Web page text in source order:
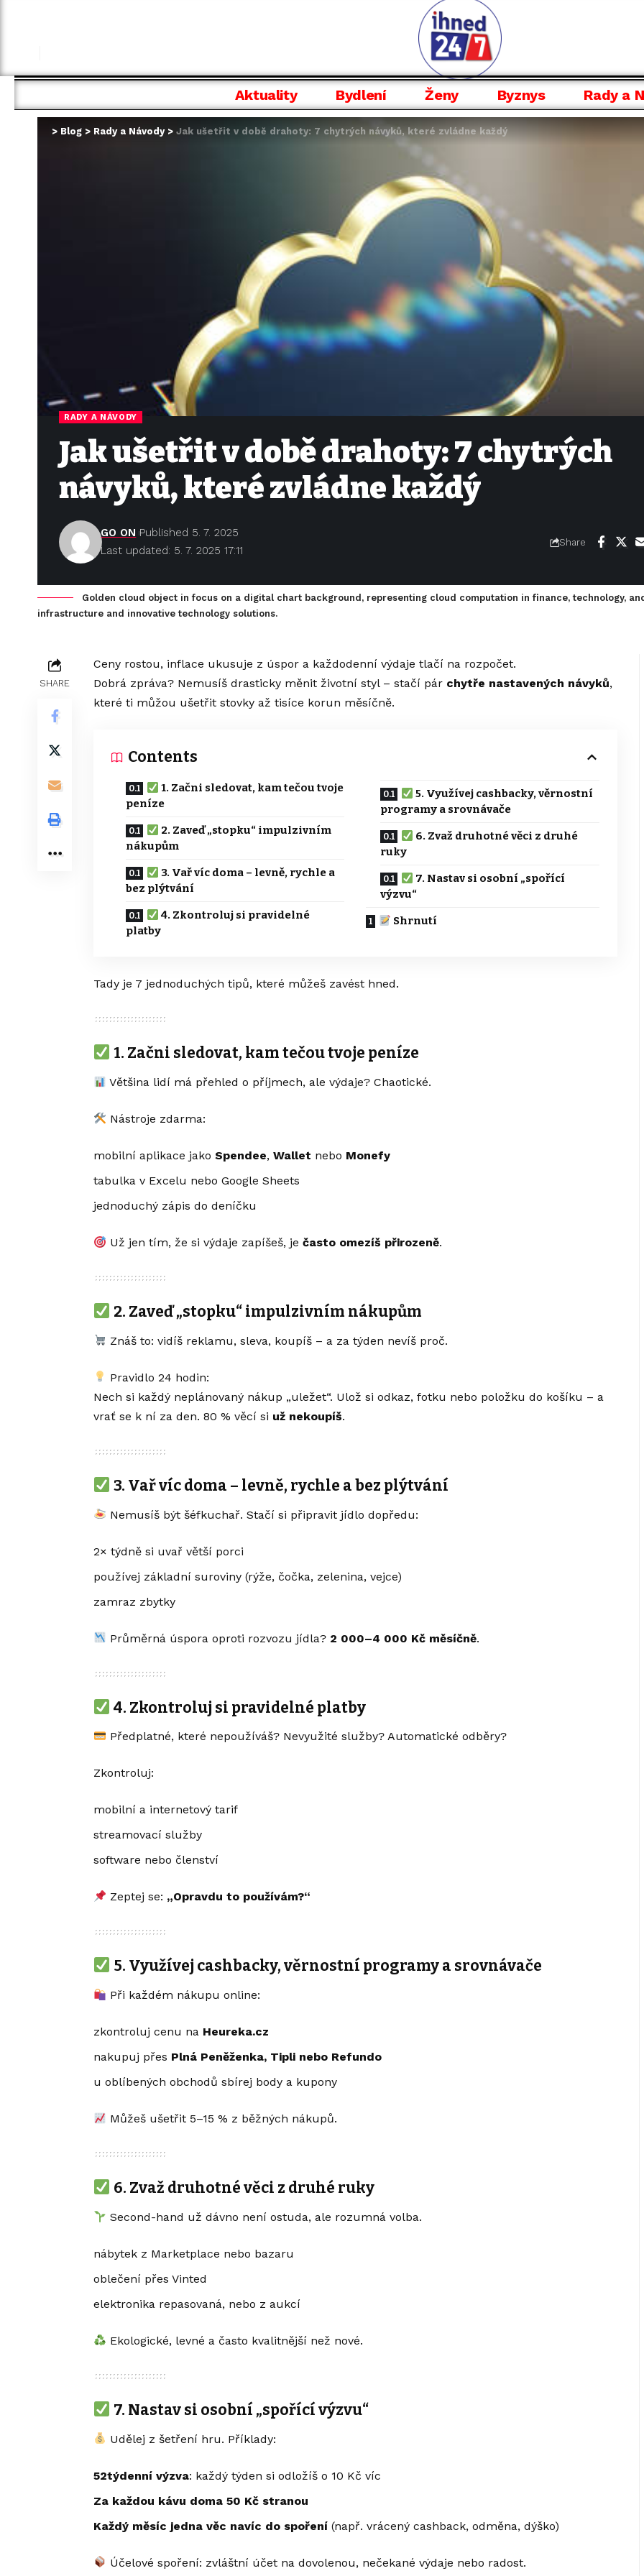
Aktuality Bydlení Ženy Byznys Rady a
> Blog > Rady a Návody> Jak ušetřit v době drahoty: 7 chytrých návyků, které zvládne každý
RADY A NÁVODY
Jak ušetřit v době drahoty: 7 chytrých
návyků, které zvládne každý
Last updated: 5. 7. 2025 17:11
GO ON Published 5. 7. 2025
Share
Golden cloud object in focus on a digital chart background, representing cloud computation in finance, technology,
infrastructure and innovative technology solutions.
SHARE
Ceny rostou, inflace ukusuje z úspor a každodenní výdaje tlačí na rozpočet.
Dobrá zpráva? Nemusíš drasticky měnit životní styl – stačí pár chytře nastavených návyků,
které ti můžou ušetřit stovky až tisíce korun měsíčně.
Contents
1. Začni sledovat, kam tečou tvoje
peníze
2. Zaveď „stopku“ impulzivním
nákupům
3. Vař víc doma – levně, rychle a
bez plýtvání
4. Zkontroluj si pravidelné
platby
5. Využívej cashbacky, věrnostní
programy a srovnávače
6. Zvaž druhotné věci z druhé
ruky
7. Nastav si osobní „spořící
výzvu“
Shrnutí
Tady je 7 jednoduchých tipů, které můžeš zavést hned.
1. Začni sledovat, kam tečou tvoje peníze
Většina lidí má přehled o příjmech, ale výdaje? Chaotické.
Nástroje zdarma:
mobilní aplikace jako Spendee, Wallet nebo Monefy
tabulka v Excelu nebo Google Sheets
jednoduchý zápis do deníčku
Už jen tím, že si výdaje zapíšeš, ječasto omezíš přirozeně.
2. Zaveď „stopku“ impulzivním nákupům
Znáš to: vidíš reklamu, sleva, koupíš – a za týden nevíš proč.
Pravidlo 24 hodin:
Nech si každý neplánovaný nákup „uležet“. Ulož si odkaz, fotku nebo položku do košíku – a
vrať se k ní za den. 80 % věcí si už nekoupíš.
3. Vař víc doma – levně, rychle a bez plýtvání
Nemusíš být šéfkuchař. Stačí si připravit jídlo dopředu:
2× týdně si uvař větší porci
používej základní suroviny (rýže, čočka, zelenina, vejce)
zamraz zbytky
Průměrná úspora oproti rozvozu jídla? 2 000–4 000 Kč měsíčně.
4. Zkontroluj si pravidelné platby
Předplatné, které nepoužíváš? Nevyužité služby? Automatické odběry?
Zkontroluj:
mobilní a internetový tarif
streamovací služby
software nebo členství
Zeptej se: „Opravdu to používám?“
5. Využívej cashbacky, věrnostní programy a srovnávače
Při každém nákupu online:
zkontroluj cenu na Heureka.cz
nakupuj přes Plná Peněženka, Tipli nebo Refundo
u oblíbených obchodů sbírej body a kupony
Můžeš ušetřit 5–15 % z běžných nákupů.
6. Zvaž druhotné věci z druhé ruky
Second-hand už dávno není ostuda, ale rozumná volba.
nábytek z Marketplace nebo bazaru
oblečení přes Vinted
elektronika repasovaná, nebo z aukcí
Ekologické, levné a často kvalitnější než nové.
7. Nastav si osobní „spořící výzvu“
Udělej z šetření hru. Příklady:
52týdenní výzva: každý týden si odložíš o 10 Kč víc
Za každou kávu doma 50 Kč stranou
Každý měsíc jedna věc navíc do spoření (např. vrácený cashback, odměna, dýško)
Účelové spoření: zvláštní účet na dovolenou, nečekané výdaje nebo radost.